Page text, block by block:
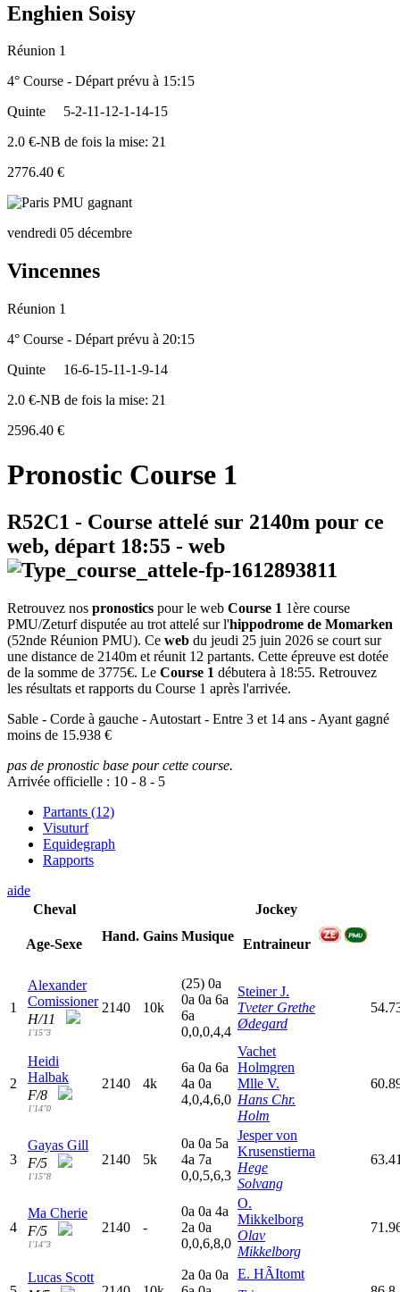
Enghien Soisy
Réunion 1
4° Course - Départ prévu à 15:15
Quinte
5-2-11-12-1-14-15
2.0 €-NB de fois la mise: 21
2776.40 €
vendredi 05 décembre
Vincennes
Réunion 1
4° Course - Départ prévu à 20:15
Quinte
16-6-15-11-1-9-14
2.0 €-NB de fois la mise: 21
2596.40 €
Pronostic Course 1
R52C1 - Course attelé sur 2140m pour ce
web, départ 18:55 - web
Retrouvez nos pronostics pour le web Course 1 1ère course
PMU/Zeturf disputée au trot attelé sur l'hippodrome de Momarken
(52nde Réunion PMU). Ce web du jeudi 25 juin 2026 se court sur
une distance de 2140m et réunit 12 partants. Cette épreuve est dotée
de la somme de 3775€. Le Course 1 débutera à 18:55. Retrouvez
les résultats et rapports du Course 1 après l'arrivée.
Sable - Corde à gauche - Autostart - Entre 3 et 14 ans - Ayant gagné
moins de 15.938 €
pas de pronostic base pour cette course.
Arrivée officielle : 10 - 8 - 5
Partants (12)
Visuturf
Equidegraph
Rapports
aide
Cheval
Age-Sexe
Hand. Gains Musique
Jockey
Entraineur
1
Alexander
Comissioner
H/11
1'15"3
2140 10k
(25) 0a
0a 0a 6a
6a
0,0,0,4,4
Steiner J.
Tveter Grethe
Ødegard
2
Heidi
Halbak
F/8
1'14"0
2140 4k
6a 0a 6a
4a 0a
4,0,4,6,0
Vachet
Holmgren
Mlle V.
Hans Chr.
Holm
3
Gayas Gill
F/5
1'15"8
2140 5k
0a 0a 5a
4a 7a
0,0,5,6,3
Jesper von
Krusenstierna
Hege
Solvang
4
Ma Cherie
F/5
1'14"3
2140 -
0a 0a 4a
2a 0a
0,0,6,8,0
O.
Mikkelborg
Olav
Mikkelborg
Lucas Scott
2a 0a 0a
E. HÃItomt